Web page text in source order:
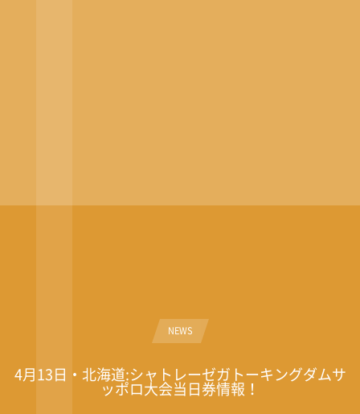
NEWS
4月13日・北海道:シャトレーゼガトーキングダムサ
ッポロ大会当日券情報！